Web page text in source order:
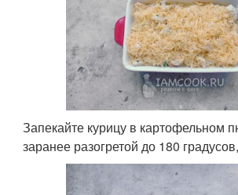
Запекайте курицу в картофельном
заранее разогретой до 180